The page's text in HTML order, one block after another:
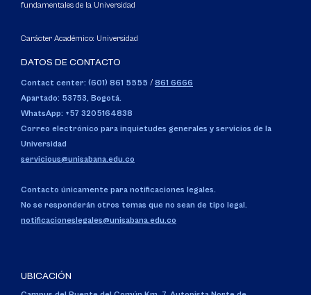
fundamentales de la Universidad
Carácter Académico: Universidad
DATOS DE CONTACTO
Contact center: (601) 861 5555 / 861 6666
Apartado: 53753, Bogotá.
WhatsApp: +57 3205164838
Correo electrónico para inquietudes generales y servicios de la
Universidad
servicious@unisabana.edu.co
Contacto únicamente para notificaciones legales.
No se responderán otros temas que no sean de tipo legal.
notificacioneslegales@unisabana.edu.co
UBICACIÓN